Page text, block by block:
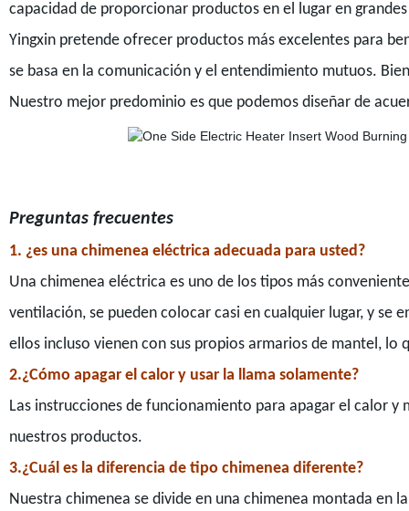
capacidad de proporcionar productos en el lugar en
Yingxin pretende ofrecer productos más excelentes para
se basa en la comunicación y el entendimiento mutuos.
Nuestro mejor predominio es que podemos diseñar de
Preguntas frecuentes
1. ¿es una chimenea eléctrica adecuada para usted?
Una chimenea eléctrica es uno de los tipos más
ventilación, se pueden colocar casi en cualquier lugar, y se
ellos incluso vienen con sus propios armarios de mantel,
2.¿Cómo apagar el calor y usar la llama solamente?
Las instrucciones de funcionamiento para apagar el calor
nuestros productos.
3.¿Cuál es la diferencia de tipo chimenea diferente?
Nuestra chimenea se divide en una chimenea montada en